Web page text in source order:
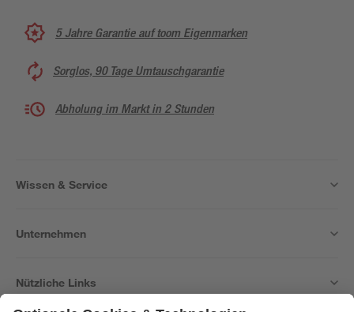
5 Jahre Garantie auf toom Eigenmarken
Sorglos, 90 Tage Umtauschgarantie
Abholung im Markt in 2 Stunden
Wissen & Service
Unternehmen
Nützliche Links